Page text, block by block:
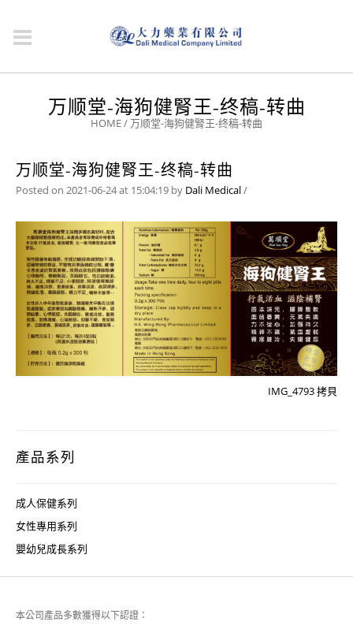
万顺堂-海狗健腎王-终稿-转曲
HOME/万顺堂-海狗健腎王-终稿-转曲
万顺堂-海狗健腎王-终稿-转曲
Posted on 2021-06-24 at 15:04:19 by Dali Medical/
IMG_4793 拷貝
產品系列
成人保健系列
女性專用系列
嬰幼兒成長系列
本公司產品多數獲得以下認證：